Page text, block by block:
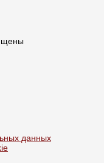
данных